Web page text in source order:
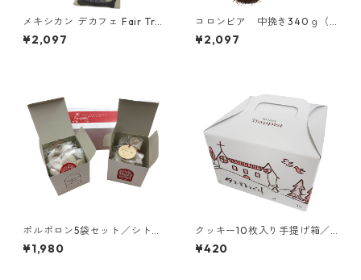
メキシカン デカフェ Fair Tra
de 豆340ｇ（Mystic Monk C
offee）／アメリカ カルメル
¥2,097
コロンビア 中挽き340ｇ（M
ystic Monk Coffee）／アメ
リカ カルメル会 カルメル山
¥2,097
ポルボロン5袋セット／シトー
会 安心院（あじむ）トラピ
スト修道院
¥1,980
クッキー10枚入り手提げ箱／
伊万里トラピスチヌ修道院
¥420